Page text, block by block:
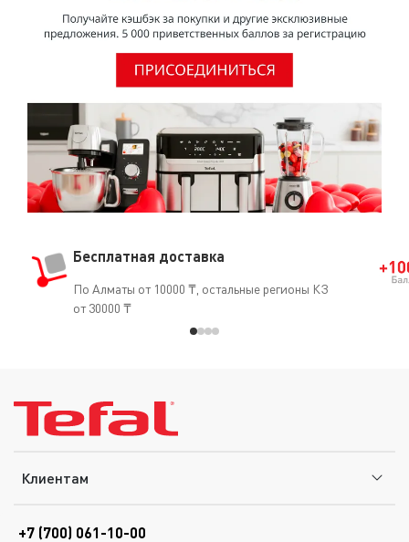
Бесплатная доставка
По Алматы от 10000 ₸, остальные регионы КЗ
от 30000 ₸
Клиентам
+7 (700) 061-10-00